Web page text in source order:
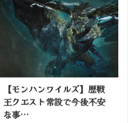
【モンハンワイルズ】歴戦
王クエスト常設で今後不安
な事…